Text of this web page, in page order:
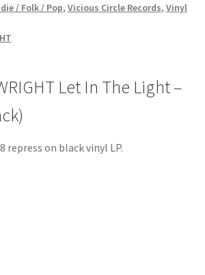
/ Folk / Pop, Vicious Circle Records, Vinyl
Let In The Light –
repress on black vinyl LP.